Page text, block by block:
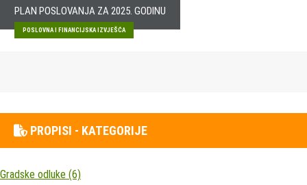
PLAN POSLOVANJA ZA 2025. GODINU
POSLOVNA I FINANCIJSKA IZVJEŠĆA
PROPISI - KATEGORIJE
Gradske odluke (6)